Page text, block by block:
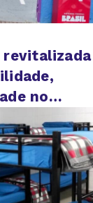
revitalizada
no